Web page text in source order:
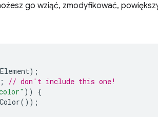
go wziąć, zmodyfikować,
);
// don't include this one!
))
{
());